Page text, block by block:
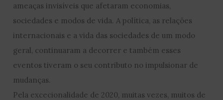
ameaças invisíveis que afetaram economias,
sociedades e modos de vida. A política, as relações
internacionais e a vida das sociedades de um modo
geral, continuaram a decorrer e também esses
eventos tiveram o seu contributo no impulsionar de
mudanças.
Pela excecionalidade de 2020, muitas vezes, muitos de